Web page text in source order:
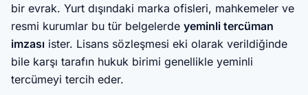
bir evrak. Yurt dışındaki marka ofisleri, mahkemeler ve
resmi kurumlar bu tür belgelerde yeminli tercüman
imzası ister. Lisans sözleşmesi eki olarak verildiğinde
bile karşı tarafın hukuk birimi genellikle yeminli
tercümeyi tercih eder.